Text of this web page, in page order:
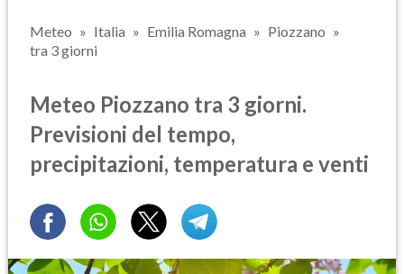
Meteo Italia Emilia Romagna
Piozzano
tra 3 giorni
Meteo Piozzano tra 3 giorni.
Previsioni del tempo,
precipitazioni, temperatura e venti